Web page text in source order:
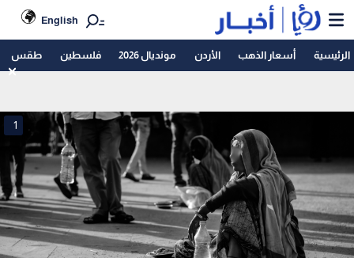
English
الرئيسية أسعار الذهب الأردن مونديال 2026 فلسطين طقس
1